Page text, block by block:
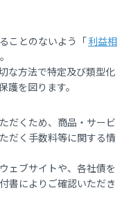
ことのないよう「利益相
な方法で特定及び類型化
護を図ります。
だくため、商品・サービ
だく手数料等に関する情
ェブサイトや、各社債を
書によりご確認いただき